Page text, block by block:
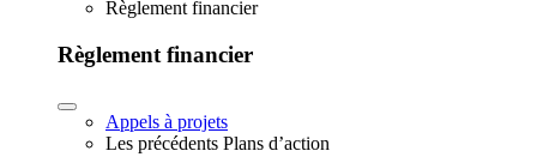
Règlement financier
Règlement financier
Appels à projets
Les précédents Plans d’action